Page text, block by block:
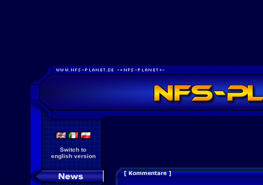
Switch to
english version